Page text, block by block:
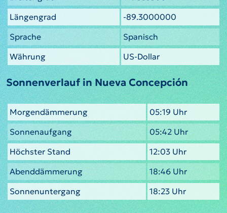
Längengrad
-89.3000000
Sprache
Spanisch
Währung
US-Dollar
Sonnenverlauf in Nueva Concepción
Morgendämmerung
05:19 Uhr
Sonnenaufgang
05:42 Uhr
Höchster Stand
12:03 Uhr
Abenddämmerung
18:46 Uhr
Sonnenuntergang
18:23 Uhr